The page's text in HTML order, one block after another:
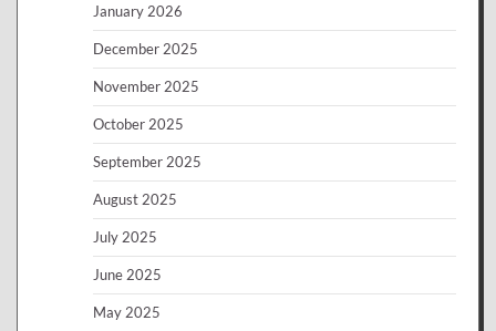
January 2026
December 2025
November 2025
October 2025
September 2025
August 2025
July 2025
June 2025
May 2025